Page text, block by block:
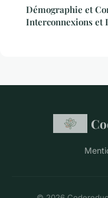
Démographie et
Interconnexions et